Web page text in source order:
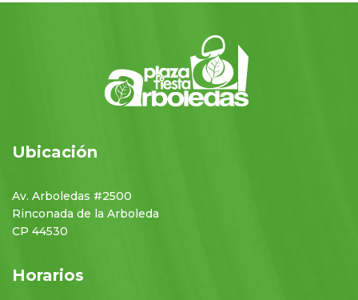
Ubicación
Av. Arboledas #2500
Rinconada de la Arboleda
CP 44530
Horarios